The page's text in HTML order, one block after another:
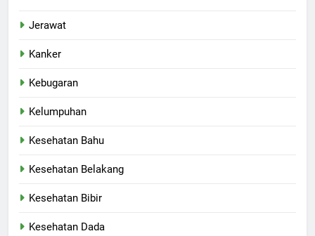
Jerawat
Kanker
Kebugaran
Kelumpuhan
Kesehatan Bahu
Kesehatan Belakang
Kesehatan Bibir
Kesehatan Dada